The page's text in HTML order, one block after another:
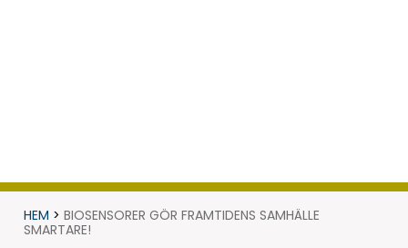
HEM > BIOSENSORER GÖR FRAMTIDENS SAMHÄLLE
SMARTARE!